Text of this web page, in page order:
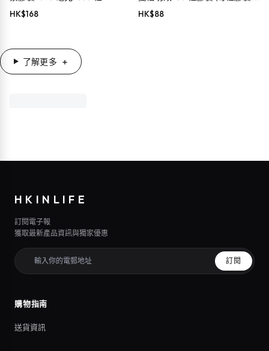
HK$168
800 毫克）
HK$88
了解更多
HKINLIFE
訂閱電子報
獲取最新產品資訊與獨家優惠
訂閱
購物指南
送貨資訊